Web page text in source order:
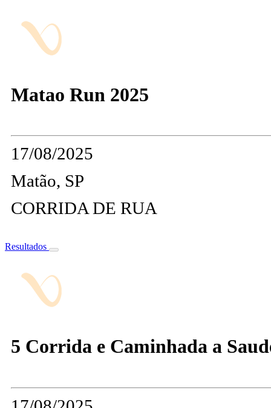
Matao Run 2025
17/08/2025
Matão, SP
CORRIDA DE RUA
Resultados
5 Corrida e Caminhada a